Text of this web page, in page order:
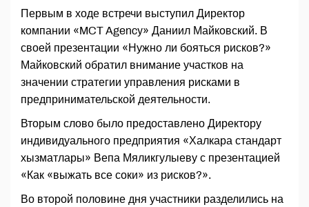
Первым в ходе встречи выступил Директор
компании «MCT Agency» Даниил Майковский. В
своей презентации «Нужно ли бояться рисков?»
Майковский обратил внимание участков на
значении стратегии управления рисками в
предпринимательской деятельности.
Вторым слово было предоставлено Директору
индивидуального предприятия «Халкара стандарт
хызматлары» Вепа Мяликгулыеву с презентацией
«Как «выжать все соки» из рисков?».
Во второй половине дня участники разделились на